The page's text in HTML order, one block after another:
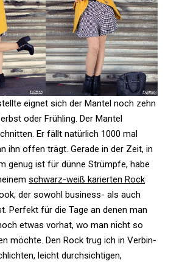
eignet sich der Mantel noch zehn
oder Früh­ling. Der Mantel
Er fällt natür­lich 1000 mal
ihn offen trägt. Gerade in der Zeit, in
genug ist für dünne Strümpfe, habe
schwarz-weiß karierten Rock
der sowohl busi­ness- als auch
Per­fekt für die Tage an denen man
etwas vorhat, wo man nicht so
möchte. Den Rock trug ich in Ver­bin­
leicht durch­sich­tigen,